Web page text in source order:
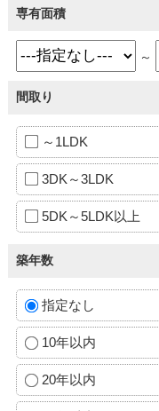
専有面積
～
間取り
～1LDK
3DK～3LDK
5DK～5LDK以上
築年数
指定なし
10年以内
20年以内